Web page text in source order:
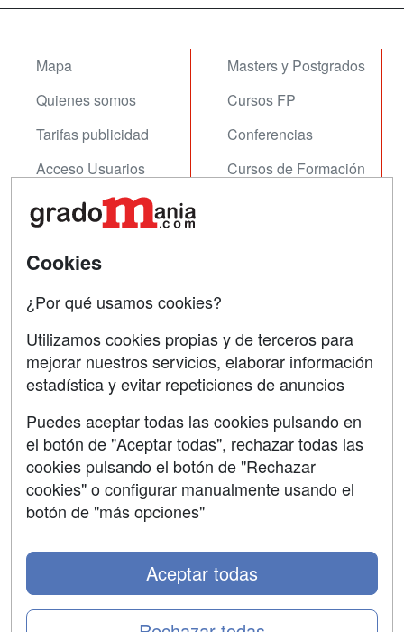
Mapa
Quienes somos
Tarifas publicidad
Acceso Usuarios
Acceso Centros
Masters y Postgrados
Cursos FP
Conferencias
Cursos de Formación
Contactar
Copyleft
Grupo formazion:
Cookies
¿Por qué usamos cookies?
Utilizamos cookies propias y de terceros para
mejorar nuestros servicios, elaborar información
estadística y evitar repeticiones de anuncios
Puedes aceptar todas las cookies pulsando en
el botón de "Aceptar todas", rechazar todas las
cookies pulsando el botón de "Rechazar
cookies" o configurar manualmente usando el
botón de "más opciones"
Aceptar todas